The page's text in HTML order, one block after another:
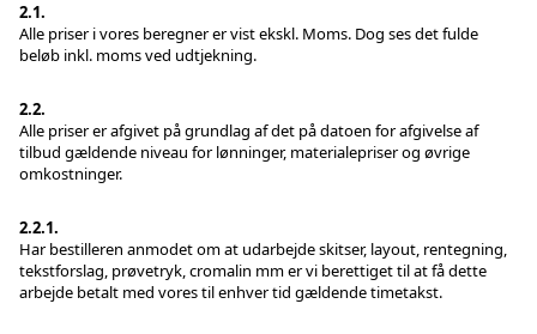
2.1.
Alle priser i vores beregner er vist ekskl. Moms. Dog ses det fulde
beløb inkl. moms ved udtjekning.
2.2.
Alle priser er afgivet på grundlag af det på datoen for afgivelse af
tilbud gældende niveau for lønninger, materialepriser og øvrige
omkostninger.
2.2.1.
Har bestilleren anmodet om at udarbejde skitser, layout, rentegning,
tekstforslag, prøvetryk, cromalin mm er vi berettiget til at få dette
arbejde betalt med vores til enhver tid gældende timetakst.